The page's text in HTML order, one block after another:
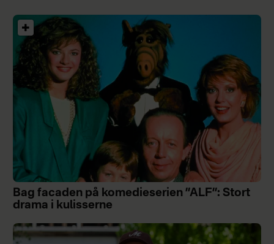
Bag facaden på komedieserien ”ALF”: Stort
drama i kulisserne